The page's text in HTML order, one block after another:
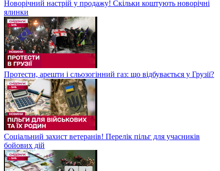
Новорічний настрій у продажу! Скільки коштують новорічні
ялинки
Протести, арешти і сльозогінний газ: що відбувається у Грузії?
Соціальний захист ветеранів! Перелік пільг для учасників
бойових дій